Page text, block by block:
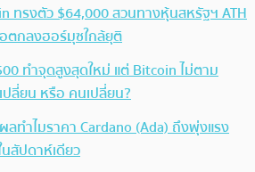
ทรงตัว $64,000 สวนทางหุ้นสหรัฐฯ ATH
ตกลงฮอร์มุซใกล้ยุติ
ทำจุดสูงสุดใหม่ แต่ Bitcoin ไม่ตาม
ปลี่ยน หรือ คนเปลี่ยน?
ลทำไมราคา Cardano (Ada) ถึงพุ่งแรง
สัปดาห์เดียว